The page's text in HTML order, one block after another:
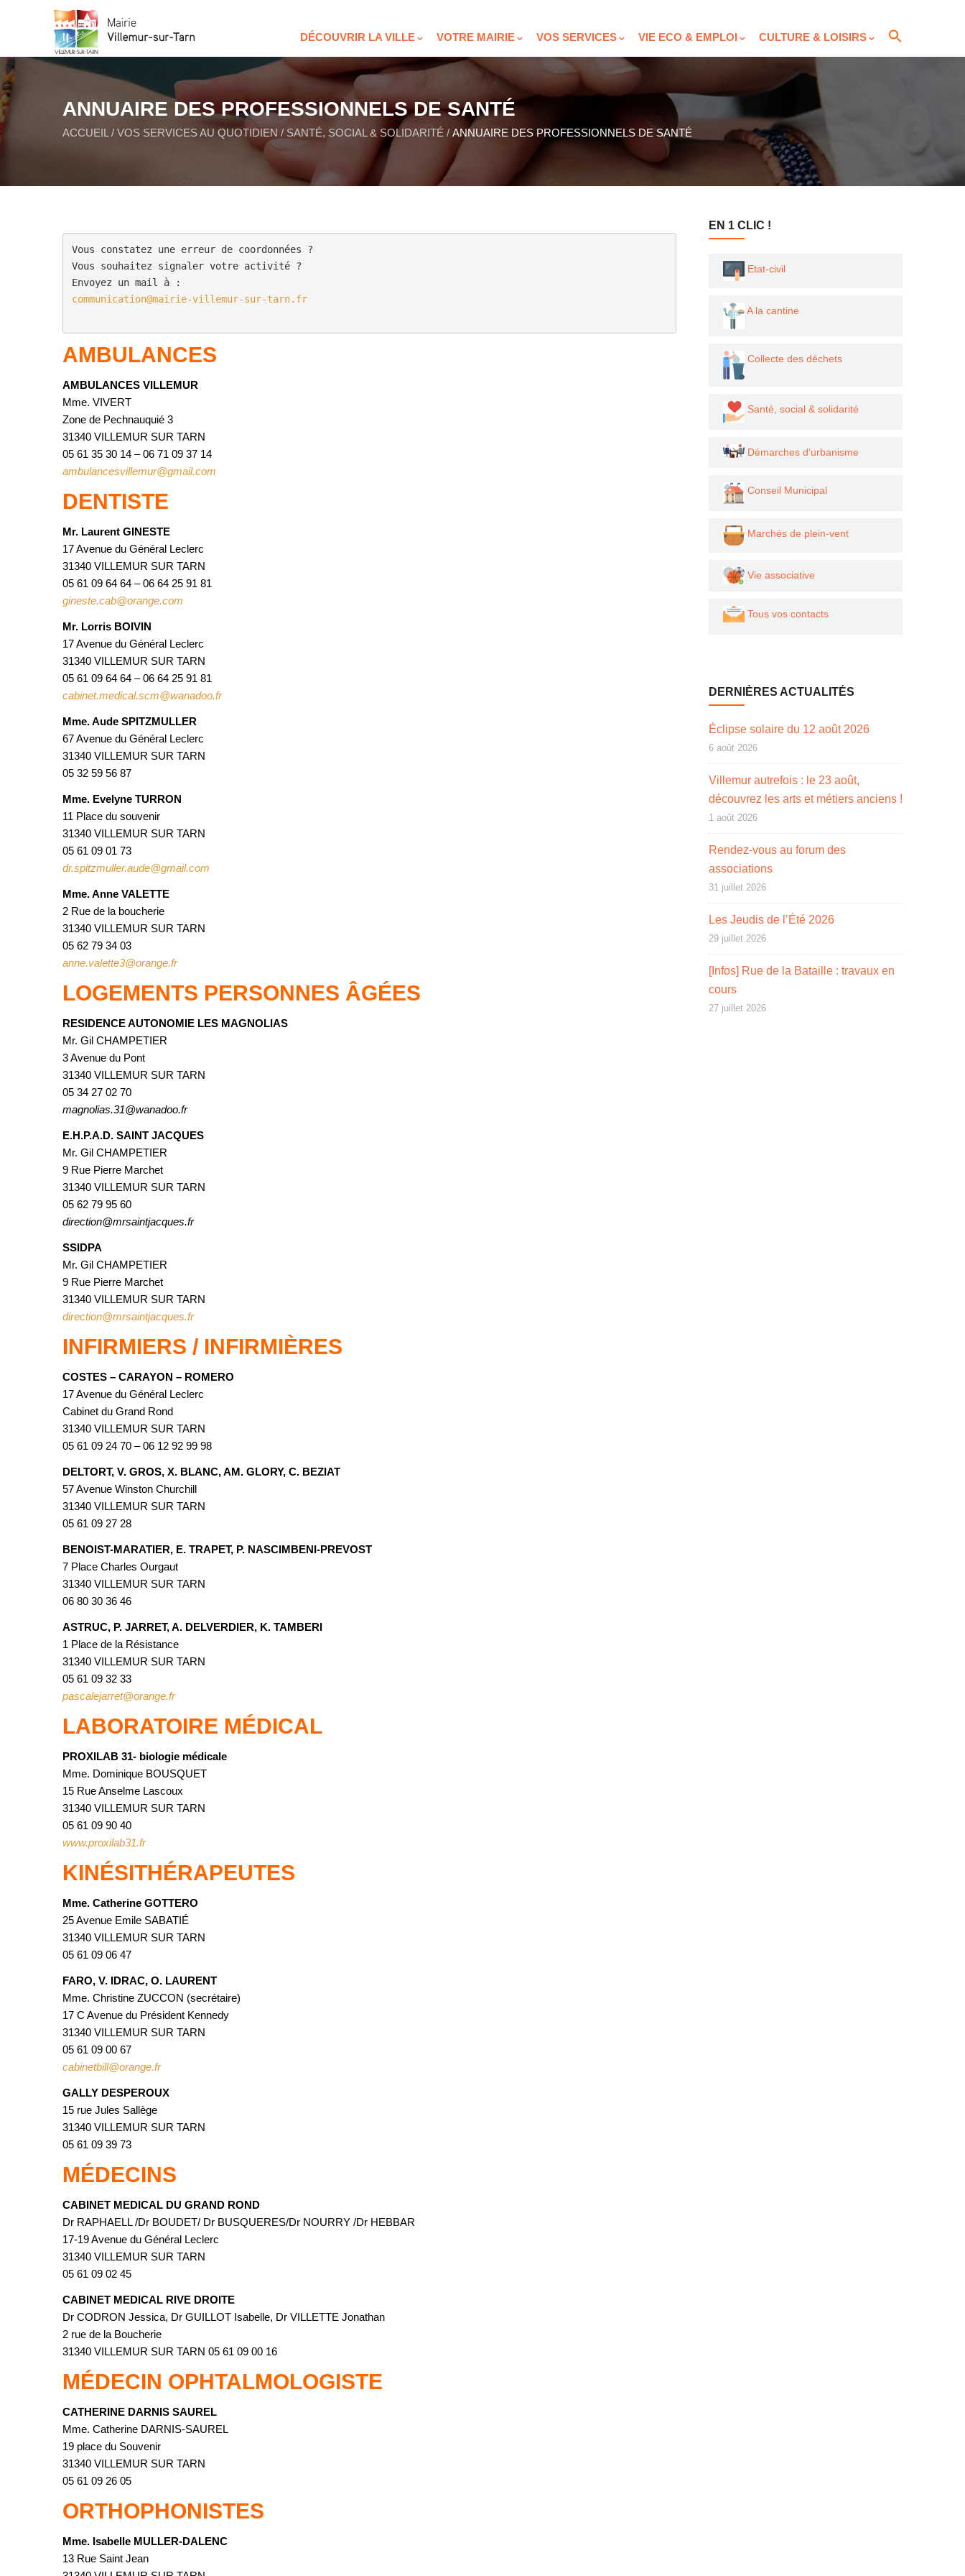
DÉCOUVRIR LA VILLE VOTRE MAIRIE VOS SERVICES VIE ECO & EMPLOI CULTURE & LOISIRS
ANNUAIRE DES PROFESSIONNELS DE SANTÉ
ACCUEIL / VOS SERVICES AU QUOTIDIEN / SANTÉ, SOCIAL & SOLIDARITÉ / ANNUAIRE DES PROFESSIONNELS DE SANTÉ
Vous constatez une erreur de coordonnées ?
Vous souhaitez signaler votre activité ?
communication@mairie-villemur-sur-tarn.fr
AMBULANCES
AMBULANCES VILLEMUR
Mme. VIVERT
Zone de Pechnauquié 3
31340 VILLEMUR SUR TARN
05 61 35 30 14 – 06 71 09 37 14
ambulancesvillemur@gmail.com
DENTISTE
Mr. Laurent GINESTE
17 Avenue du Général Leclerc
31340 VILLEMUR SUR TARN
05 61 09 64 64 – 06 64 25 91 81
gineste.cab@orange.com
Mr. Lorris BOIVIN
17 Avenue du Général Leclerc
31340 VILLEMUR SUR TARN
05 61 09 64 64 – 06 64 25 91 81
cabinet.medical.scm@wanadoo.fr
Mme. Aude SPITZMULLER
67 Avenue du Général Leclerc
31340 VILLEMUR SUR TARN
05 32 59 56 87
Mme. Evelyne TURRON
11 Place du souvenir
31340 VILLEMUR SUR TARN
05 61 09 01 73
dr.spitzmuller.aude@gmail.com
Mme. Anne VALETTE
2 Rue de la boucherie
31340 VILLEMUR SUR TARN
05 62 79 34 03
anne.valette3@orange.fr
LOGEMENTS PERSONNES ÂGÉES
RESIDENCE AUTONOMIE LES MAGNOLIAS
Mr. Gil CHAMPETIER
3 Avenue du Pont
31340 VILLEMUR SUR TARN
05 34 27 02 70
magnolias.31@wanadoo.fr
E.H.P.A.D. SAINT JACQUES
Mr. Gil CHAMPETIER
9 Rue Pierre Marchet
31340 VILLEMUR SUR TARN
05 62 79 95 60
direction@mrsaintjacques.fr
SSIDPA
Mr. Gil CHAMPETIER
9 Rue Pierre Marchet
31340 VILLEMUR SUR TARN
direction@mrsaintjacques.fr
INFIRMIERS / INFIRMIÈRES
COSTES – CARAYON – ROMERO
17 Avenue du Général Leclerc
Cabinet du Grand Rond
31340 VILLEMUR SUR TARN
05 61 09 24 70 – 06 12 92 99 98
DELTORT, V. GROS, X. BLANC, AM. GLORY, C. BEZIAT
57 Avenue Winston Churchill
31340 VILLEMUR SUR TARN
05 61 09 27 28
BENOIST-MARATIER, E. TRAPET, P. NASCIMBENI-PREVOST
7 Place Charles Ourgaut
31340 VILLEMUR SUR TARN
06 80 30 36 46
ASTRUC, P. JARRET, A. DELVERDIER, K. TAMBERI
1 Place de la Résistance
31340 VILLEMUR SUR TARN
05 61 09 32 33
pascalejarret@orange.fr
LABORATOIRE MÉDICAL
PROXILAB 31- biologie médicale
Mme. Dominique BOUSQUET
15 Rue Anselme Lascoux
31340 VILLEMUR SUR TARN
05 61 09 90 40
www.proxilab31.fr
KINÉSITHÉRAPEUTES
Mme. Catherine GOTTERO
25 Avenue Emile SABATIÉ
31340 VILLEMUR SUR TARN
05 61 09 06 47
FARO, V. IDRAC, O. LAURENT
Mme. Christine ZUCCON (secrétaire)
17 C Avenue du Président Kennedy
31340 VILLEMUR SUR TARN
05 61 09 00 67
cabinetbill@orange.fr
GALLY DESPEROUX
15 rue Jules Sallège
31340 VILLEMUR SUR TARN
05 61 09 39 73
MÉDECINS
CABINET MEDICAL DU GRAND ROND
Dr RAPHAELL /Dr BOUDET/ Dr BUSQUERES/Dr NOURRY /Dr HEBBAR
17-19 Avenue du Général Leclerc
31340 VILLEMUR SUR TARN
05 61 09 02 45
CABINET MEDICAL RIVE DROITE
Dr CODRON Jessica, Dr GUILLOT Isabelle, Dr VILLETTE Jonathan
2 rue de la Boucherie
31340 VILLEMUR SUR TARN 05 61 09 00 16
MÉDECIN OPHTALMOLOGISTE
CATHERINE DARNIS SAUREL
Mme. Catherine DARNIS-SAUREL
19 place du Souvenir
31340 VILLEMUR SUR TARN
05 61 09 26 05
ORTHOPHONISTES
Mme. Isabelle MULLER-DALENC
13 Rue Saint Jean
EN 1 CLIC !
Etat-civil
A la cantine
Collecte des déchets
Santé, social & solidarité
Démarches d’urbanisme
Conseil Municipal
Marchés de plein-vent
Vie associative
Tous vos contacts
DERNIÈRES ACTUALITÉS
Éclipse solaire du 12 août 2026
6 août 2026
Villemur autrefois : le 23 août,
découvrez les arts et métiers anciens !
1 août 2026
Rendez-vous au forum des
associations
31 juillet 2026
Les Jeudis de l’Été 2026
29 juillet 2026
[Infos] Rue de la Bataille : travaux en
cours
27 juillet 2026